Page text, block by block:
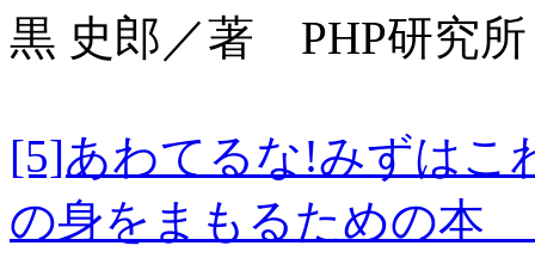
黒 史郎／著 PHP研究所
[5]あわてるな!みずは
の身をまもるための